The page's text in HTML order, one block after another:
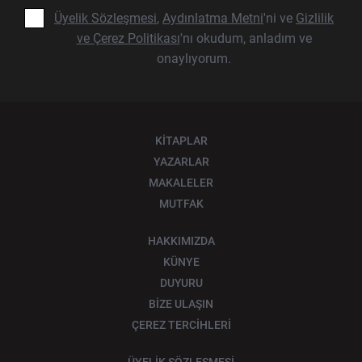
Üyelik Sözleşmesi, Aydınlatma Metni'ni ve Gizlilik
ve Çerez Politikası'nı okudum, anladım ve
onaylıyorum.
KİTAPLAR
YAZARLAR
MAKALELER
MUTFAK
HAKKIMIZDA
KÜNYE
DUYURU
BİZE ULAŞIN
ÇEREZ TERCİHLERİ